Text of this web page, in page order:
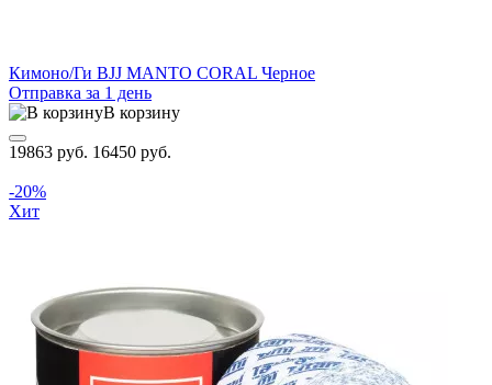
Кимоно/Ги BJJ MANTO CORAL Черное
Отправка за 1 день
В корзину
19863 руб. 16450 руб.
-20%
Хит